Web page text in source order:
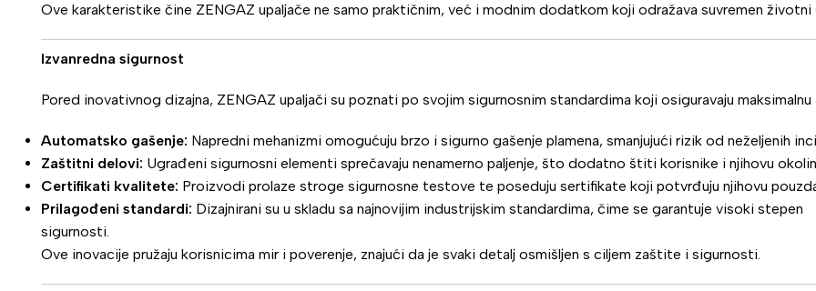
Ove karakteristike čine ZENGAZ upaljače ne samo praktičnim, već i modnim dodatkom koji odražava suvremen životni
Izvanredna sigurnost
Pored inovativnog dizajna, ZENGAZ upaljači su poznati po svojim sigurnosnim standardima koji osiguravaju
Automatsko gašenje: Napredni mehanizmi omogućuju brzo i sigurno gašenje plamena, smanjujući rizik od neželjenih
Zaštitni delovi: Ugrađeni sigurnosni elementi sprečavaju nenamerno paljenje, što dodatno štiti korisnike i njihovu
Certifikati kvalitete: Proizvodi prolaze stroge sigurnosne testove te poseduju sertifikate koji potvrđuju njihovu
Prilagođeni standardi: Dizajnirani su u skladu sa najnovijim industrijskim standardima, čime se garantuje visoki stepen
sigurnosti.
Ove inovacije pružaju korisnicima mir i poverenje, znajući da je svaki detalj osmišljen s ciljem zaštite i sigurnosti.